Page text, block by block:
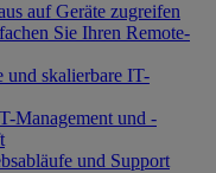
auf Geräte zugreifen
Sie Ihren Remote-
und skalierbare IT-
Management und -
und Support